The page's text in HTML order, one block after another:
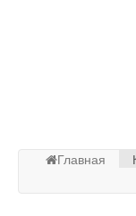
Главная